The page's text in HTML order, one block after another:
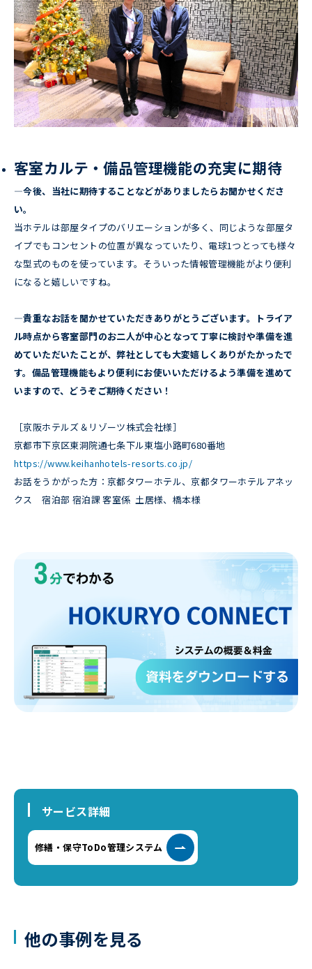
客室カルテ・備品管理機能の充実に期待
―今後、当社に期待することなどがありましたらお聞かせくださ
い。
当ホテルは部屋タイプのバリエーションが多く、同じような部屋タ
イプでもコンセントの位置が異なっていたり、電球1つとっても様々
な型式のものを使っています。そういった情報管理機能がより便利
になると嬉しいですね。
―貴重なお話を聞かせていただきありがとうございます。トライア
ル時点から客室部門のお二人が中心となって丁寧に検討や準備を進
めていただいたことが、弊社としても大変嬉しくありがたかったで
す。備品管理機能もより便利にお使いいただけるよう準備を進めて
いますので、どうぞご期待ください！
［京阪ホテルズ＆リゾーツ株式会社様］
京都市下京区東洞院通七条下ル東塩小路町680番地
https://www.keihanhotels-resorts.co.jp/
お話をうかがった方：京都タワーホテル、京都タワーホテルアネッ
クス 宿泊部 宿泊課 客室係 土居様、橋本様
サービス詳細
修繕・保守ToDo管理システム
他の事例を見る